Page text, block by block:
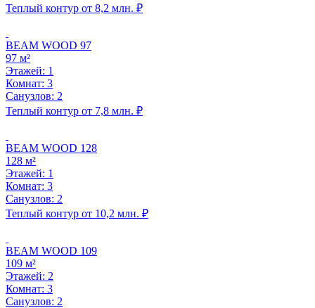
Теплый контур от 8,2 млн. ₽
BEAM WOOD 97
97 м²
Этажей: 1
Комнат: 3
Санузлов: 2
Теплый контур от 7,8 млн. ₽
BEAM WOOD 128
128 м²
Этажей: 1
Комнат: 3
Санузлов: 2
Теплый контур от 10,2 млн. ₽
BEAM WOOD 109
109 м²
Этажей: 2
Комнат: 3
Санузлов: 2